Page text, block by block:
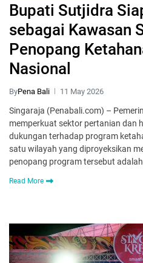
Bupati Sutjidra
sebagai Kawasan
Penopang
Nasional
ByPena Bali 11 May 2026
Singaraja (Penabali.com) –
memperkuat sektor pertanian dan
dukungan terhadap program
satu wilayah yang diproyeksikan
penopang program tersebut
Read More